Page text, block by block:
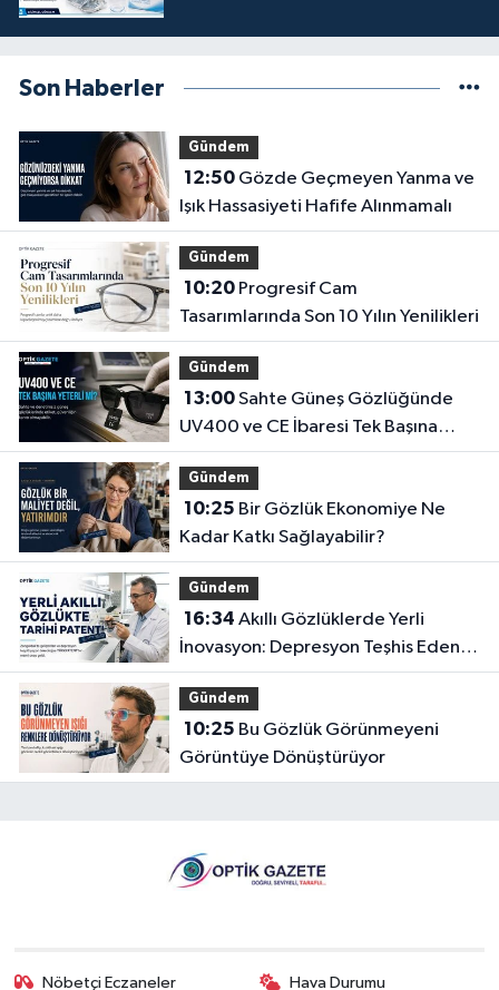
Son Haberler
Gündem
12:50Gözde Geçmeyen Yanma ve
Işık Hassasiyeti Hafife Alınmamalı
Gündem
10:20Progresif Cam
Tasarımlarında Son 10 Yılın Yenilikleri
Gündem
13:00Sahte Güneş Gözlüğünde
UV400 ve CE İbaresi Tek Başına
Yeterli mi?
Gündem
10:25
Kadar Katkı Sağlayabilir?
Gündem
16:34
İnovasyon: Depresyon Teşhis Eden
Gözlüğe Türkpatent Onayı
Gündem
10:25
Görüntüye Dönüştürüyor
Nöbetçi Eczaneler Hava Durumu